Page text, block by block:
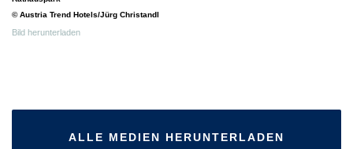
© Austria Trend Hotels/Jürg Christandl
Bild herunterladen
ALLE MEDIEN HERUNTERLADEN